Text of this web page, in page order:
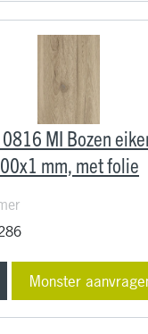
MI Bozen
mm, met folie
Monster